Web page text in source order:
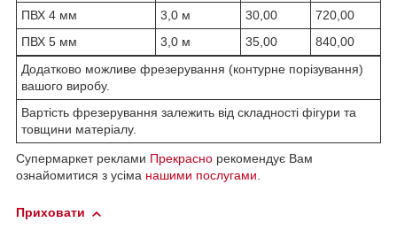
ПВХ 4 мм
3,0 м 30,00
720,00
ПВХ 5 мм
3,0 м 35,00
840,00
Додатково можливе фрезерування (контурне порізування)
вашого виробу.
Вартість фрезерування залежить від складності фігури та
товщини матеріалу.
Супермаркет реклами Прекрасно рекомендує Вам
ознайомитися з усіма нашими послугами.
Приховати